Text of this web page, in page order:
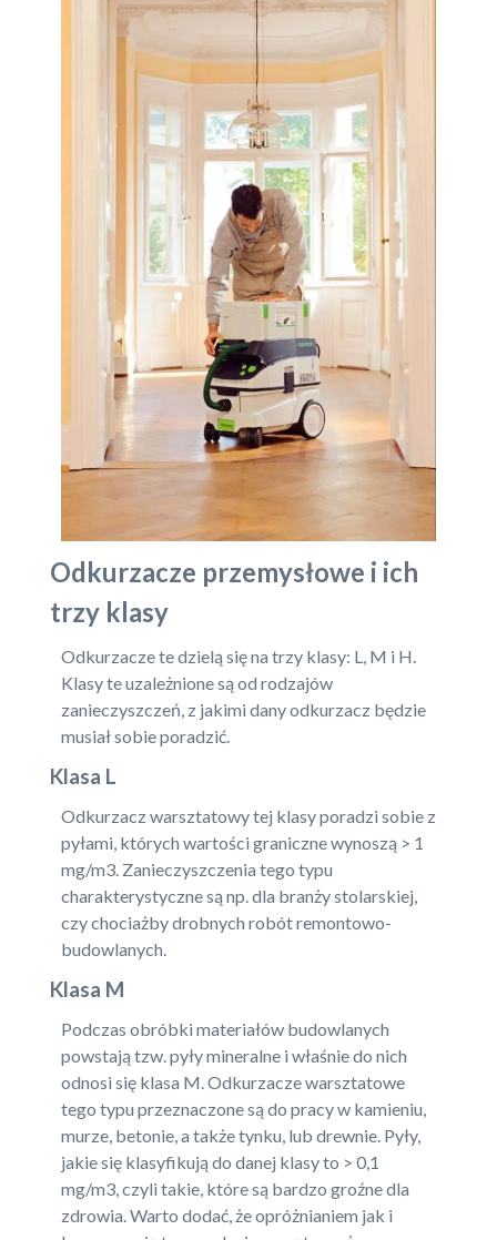
Odkurzacze przemysłowe i ich
trzy klasy
Odkurzacze te dzielą się na trzy klasy: L, M i H.
Klasy te uzależnione są od rodzajów
zanieczyszczeń, z jakimi dany odkurzacz będzie
musiał sobie poradzić.
Klasa L
Odkurzacz warsztatowy tej klasy poradzi sobie z
pyłami, których wartości graniczne wynoszą > 1
mg/m3. Zanieczyszczenia tego typu
charakterystyczne są np. dla branży stolarskiej,
czy chociażby drobnych robót remontowo-
budowlanych.
Klasa M
Podczas obróbki materiałów budowlanych
powstają tzw. pyły mineralne i właśnie do nich
odnosi się klasa M. Odkurzacze warsztatowe
tego typu przeznaczone są do pracy w kamieniu,
murze, betonie, a także tynku, lub drewnie. Pyły,
jakie się klasyfikują do danej klasy to > 0,1
mg/m3, czyli takie, które są bardzo groźne dla
zdrowia. Warto dodać, że opróżnianiem jak i